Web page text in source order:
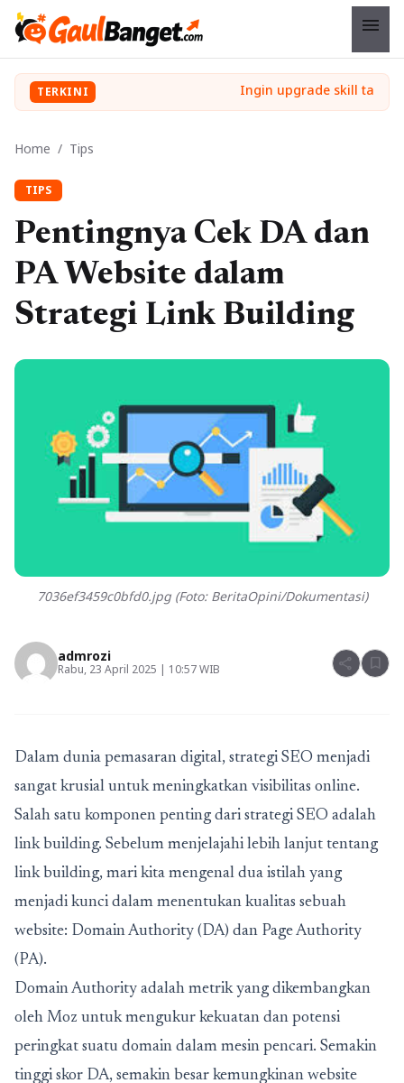
menu
TERKINI
Home / Tips
TIPS
Pentingnya Cek DA dan
PA Website dalam
Strategi Link Building
7036ef3459c0bfd0.jpg (Foto: BeritaOpini/Dokumentasi)
admrozi
Rabu, 23 April 2025 | 10:57 WIB share bookmark
Dalam dunia pemasaran digital, strategi SEO menjadi
sangat krusial untuk meningkatkan visibilitas online.
Salah satu komponen penting dari strategi SEO adalah
link building. Sebelum menjelajahi lebih lanjut tentang
link building, mari kita mengenal dua istilah yang
menjadi kunci dalam menentukan kualitas sebuah
website: Domain Authority (DA) dan Page Authority
(PA).
Domain Authority adalah metrik yang dikembangkan
oleh Moz untuk mengukur kekuatan dan potensi
peringkat suatu domain dalam mesin pencari. Semakin
tinggi skor DA, semakin besar kemungkinan website